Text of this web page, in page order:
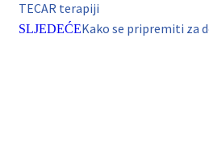
TECAR terapiji
SLJEDEĆEKako se pripremiti za